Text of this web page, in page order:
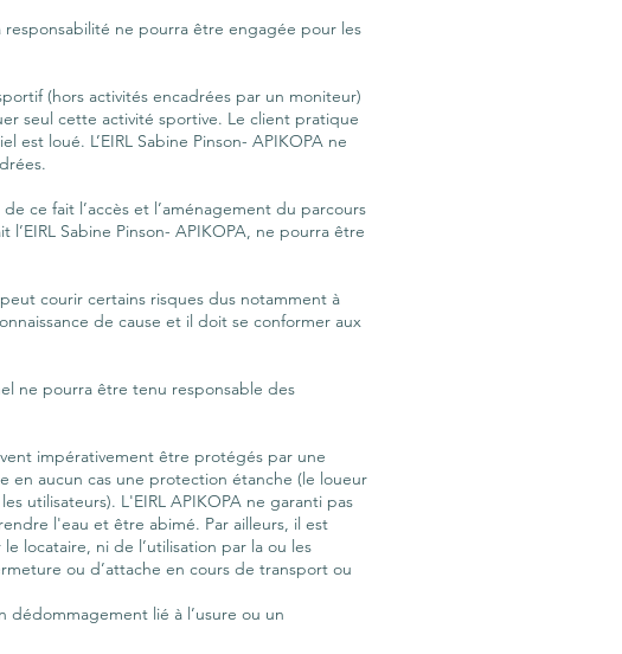
responsabilité ne pourra être engagée pour les
(hors activités encadrées par un moniteur)
seul cette activité sportive. Le client pratique
loué. L’EIRL Sabine Pinson- APIKOPA ne
ce fait l’accès et l’aménagement du parcours
Sabine Pinson- APIKOPA, ne pourra être
courir certains risques dus notamment à
de cause et il doit se conformer aux
ne pourra être tenu responsable des
impérativement être protégés par une
en aucun cas une protection étanche (le loueur
utilisateurs). L'EIRL APIKOPA ne garanti pas
l'eau et être abimé. Par ailleurs, il est
locataire, ni de l’utilisation par la ou les
ou d’attache en cours de transport ou
lié à l’usure ou un